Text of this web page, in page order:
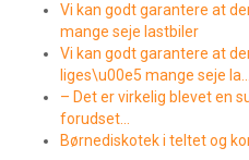
Vi kan godt garantere at
mange seje lastbiler
Vi kan godt garantere at
liges\u00e5 mange seje la…
– Det er virkelig blevet en
forudset…
Børnediskotek i teltet og